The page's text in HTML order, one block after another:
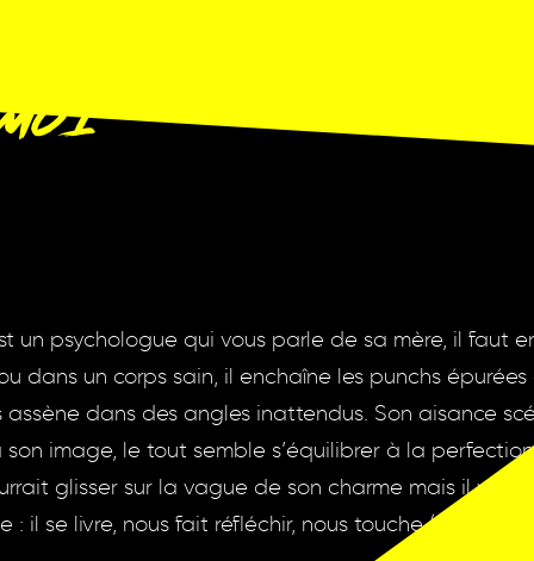
un psychologue qui vous parle de sa mère, il faut
dans un corps sain, il enchaîne les punchs
assène dans des angles inattendus. Son aisance
image, le tout semble s’équilibrer à la
glisser sur la vague de son charme mais il va
: il se livre, nous fait réfléchir, nous touche (calmez-